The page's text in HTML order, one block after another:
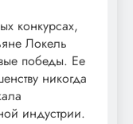
конкурсах,
Локель
победы. Ее
никогда
индустрии.